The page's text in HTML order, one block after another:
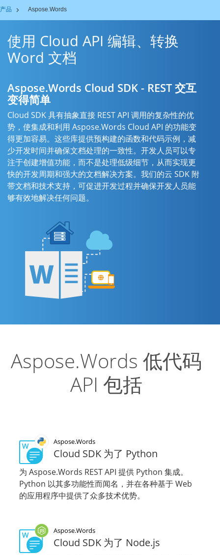
产品 Aspose.Words
使用 Cloud API 编辑、转换
Word 文档
Aspose.Words Cloud SDK - REST 交互
变得简单
Cloud SDK 具有抽象直接 REST API 调用的复杂性的优
势，使集成和利用 Aspose.Words Cloud API 的功能变
得更加容易。这些库提供预构建的函数和代码示例，减
少开发时间并确保文档处理的一致性。开发人员可以专
注于创建增值功能，而不是处理低级细节，从而实现更
快的开发周期和强大的文档解决方案。我们的云 SDK 附
带文档和技术支持，可促进开发过程并确保开发人员能
够有效地解决任何问题。
Aspose.Words 低代码
API 包括
Aspose.Words
Cloud SDK 为了 Python
为 Aspose.Words REST API 提供 Python 集成。
Python 以其多功能性而闻名，并在各种基于 Web
的应用程序中提供了众多技术优势。
Aspose.Words
Cloud SDK 为了 Node.js